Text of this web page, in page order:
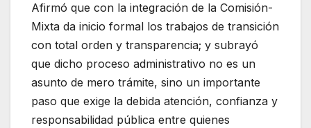
Afirmó que con la integración de la Comisión-
Mixta da inicio formal los trabajos de transición
con total orden y transparencia; y subrayó
que dicho proceso administrativo no es un
asunto de mero trámite, sino un importante
paso que exige la debida atención, confianza y
responsabilidad pública entre quienes